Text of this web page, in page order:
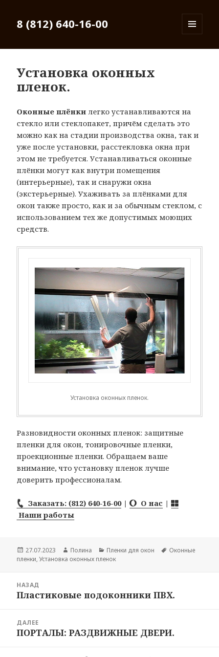
8 (812) 640-16-00
Установка оконных
пленок.
Оконные плёнки легко устанавливаются на
стекло или стеклопакет, причём сделать это
можно как на стадии производства окна, так и
уже после установки, расстекловка окна при
этом не требуется. Устанавливаться оконные
плёнки могут как внутри помещения
(интерьерные), так и снаружи окна
(экстерьерные). Ухаживать за плёнками для
окон также просто, как и за обычным стеклом, с
использованием тех же допустимых моющих
средств.
Установка оконных пленок.
Разновидности оконных пленок: защитные
пленки для окон, тонировочные пленки,
проекционные пленки. Обращаем ваше
внимание, что установку пленок лучше
доверить профессионалам.
Заказать: (812) 640-16-00| О нас |
Наши работы
Опубликовано
27.07.2023 Автор
Полина Рубрики
Пленки для окон Метки
Оконные
пленки,Установка оконных пленок
записям
НАЗАД
Предыдущая
Пластиковые подоконники ПВХ.
ДАЛЕЕ
Следующая
ПОРТАЛЫ: РАЗДВИЖНЫЕ ДВЕРИ.